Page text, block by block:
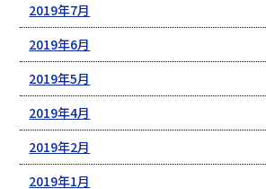
2019年7月
2019年6月
2019年5月
2019年4月
2019年2月
2019年1月